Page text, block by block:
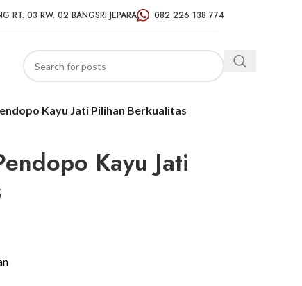
RT. 03 RW. 02 BANGSRI JEPARA 082 226 138 774
Kayu Jati Pilihan Berkualitas
Kayu Jati